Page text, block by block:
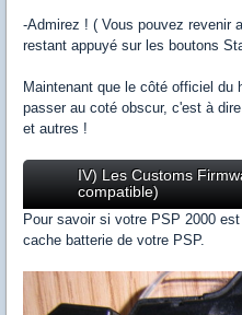
-Admirez ! ( Vous pouvez revenir
restant appuyé sur les boutons
Maintenant que le côté officiel du
passer au coté obscur, c'est à
et autres !
IV) Les Customs
compatible)
Pour savoir si votre PSP 2000
cache batterie de votre PSP.